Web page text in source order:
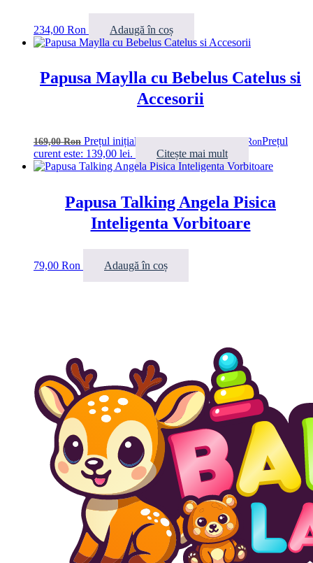
234,00 Ron Adaugă în coș
Papusa Maylla cu Bebelus Catelus si
Accesorii
169,00Ron Prețul inițial a fost: 169,00 lei. RonPrețul
curent este: 139,00 lei.
Citește mai mult
Papusa Talking Angela Pisica
Inteligenta Vorbitoare
79,00 Ron Adaugă în coș